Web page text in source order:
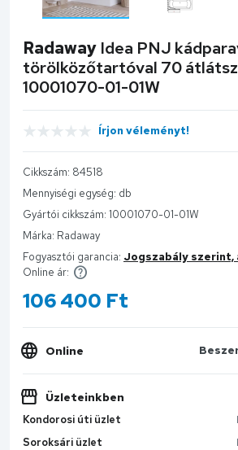
Radaway Idea PNJ
törölközőtartóval 70
10001070-01-01W
Írjon véleményt!
Cikkszám: 84518
Mennyiségi egység: db
Gyártói cikkszám: 10001070-01-01W
Márka: Radaway
Fogyasztói garancia: Jogszabály szerint,
Online ár:
106 400 Ft
Online
Üzleteinkben
Kondorosi úti üzlet
Soroksári üzlet